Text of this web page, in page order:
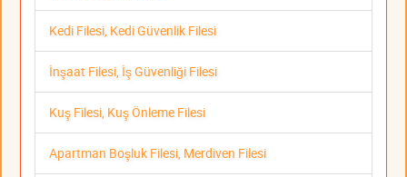
Kedi Filesi, Kedi Güvenlik Filesi
İnşaat Filesi, İş Güvenliği Filesi
Kuş Filesi, Kuş Önleme Filesi
Apartman Boşluk Filesi, Merdiven Filesi